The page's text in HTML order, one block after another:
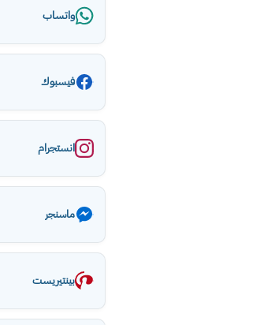
واتساب
فيسبوك
انستجرام
ماسنجر
بينتيريست